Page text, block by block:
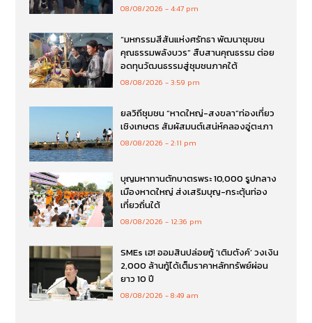
08/08/2026 4:47 pm
“มหกรรมสีสันแห่งศรัทธา พัฒนาชุมชน
คุณธรรมพลังบวร” สืบสานคุณธรรม ต่อย
อดทุนวัฒนธรรมสู่ชุมชนภาคใต้
08/08/2026 3:59 pm
ยลวิถีชุมชน “หาดใหญ่-สงขลา”ท่องเที่ยว
เชิงเกษตร สัมผัสมนต์เสน่ห์คลองอู่ตะเภา
08/08/2026 2:11 pm
บุญมหาทานตักบาตรพระ 10,000 รูปกลาง
เมืองหาดใหญ่ ส่งเสริมบุญ-กระตุ้นท่อง
เที่ยวถิ่นใต้
08/08/2026 12:36 pm
SMEs เฮ! ออมสินปล่อยกู้ ‘เติมตังค์’ วงเงิน
2,000 ล้านกู้ได้เต็มราคาหลักทรัพย์ผ่อน
ยาว 10 ปี
08/08/2026 8:49 am